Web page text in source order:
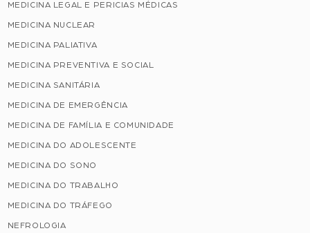
MEDICINA LEGAL E PERICIAS MÉDICAS
MEDICINA NUCLEAR
MEDICINA PALIATIVA
MEDICINA PREVENTIVA E SOCIAL
MEDICINA SANITÁRIA
MEDICINA DE EMERGÊNCIA
MEDICINA DE FAMÍLIA E COMUNIDADE
MEDICINA DO ADOLESCENTE
MEDICINA DO SONO
MEDICINA DO TRABALHO
MEDICINA DO TRÁFEGO
NEFROLOGIA